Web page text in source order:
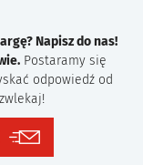
Napisz do nas!
Postaramy się
odpowiedź od